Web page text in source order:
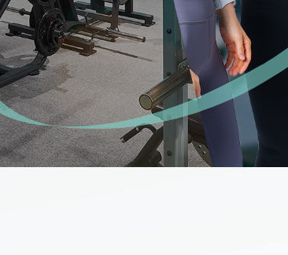
マイページ
マップご利用規約個人情報保護方針WEBサイトのご利用